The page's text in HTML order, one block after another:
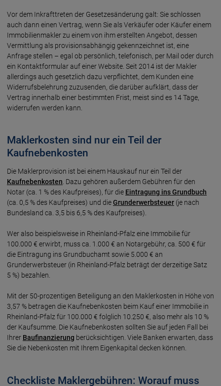
Vor dem Inkrafttreten der Gesetzesänderung galt: Sie schlossen
auch dann einen Vertrag, wenn Sie als Verkäufer oder Käufer einem
Immobilienmakler zu einem von ihm erstellten Angebot, dessen
Vermittlung als provisionsabhängig gekennzeichnet ist, eine
Anfrage stellen – egal ob persönlich, telefonisch, per Mail oder durch
ein Kontaktformular auf einer Website. Seit 2014 ist der Makler
allerdings auch gesetzlich dazu verpflichtet, dem Kunden eine
Widerrufsbelehrung zuzusenden, die darüber aufklärt, dass der
Vertrag innerhalb einer bestimmten Frist, meist sind es 14 Tage,
widerrufen werden kann.
Maklerkosten sind nur ein Teil der
Kaufnebenkosten
Die Maklerprovision ist bei einem Hauskauf nur ein Teil der
Kaufnebenkosten. Dazu gehören außerdem Gebühren für den
Notar (ca. 1 % des Kaufpreises), für die Eintragung ins Grundbuch
(ca. 0,5 % des Kaufpreises) und dieGrunderwerbsteuer (je nach
Bundesland ca. 3,5 bis 6,5 % des Kaufpreises).
Wer also beispielsweise in Rheinland-Pfalz eine Immobilie für
100.000 € erwirbt, muss ca. 1.000 € an Notargebühr, ca. 500 € für
die Eintragung ins Grundbuchamt sowie 5.000 € an
Grunderwerbsteuer (in Rheinland-Pfalz beträgt der derzeitige Satz
5 %) bezahlen.
Mit der 50-prozentigen Beteiligung an den Maklerkosten in Höhe von
3,57 % betragen die Kaufnebenkosten beim Kauf einer Immobilie in
Rheinland-Pfalz für 100.000 € folglich 10.250 €, also mehr als 10 %
der Kaufsumme. Die Kaufnebenkosten sollten Sie auf jeden Fall bei
Ihrer Baufinanzierung berücksichtigen. Viele Banken erwarten, dass
Sie die Nebenkosten mit Ihrem Eigenkapital decken können.
Checkliste Maklergebühren: Worauf muss